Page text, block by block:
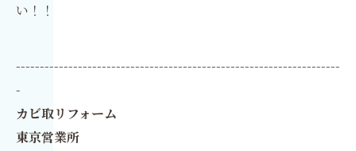
い！！
--------------------------------------------------------------------
-
カビ取リフォーム
東京営業所